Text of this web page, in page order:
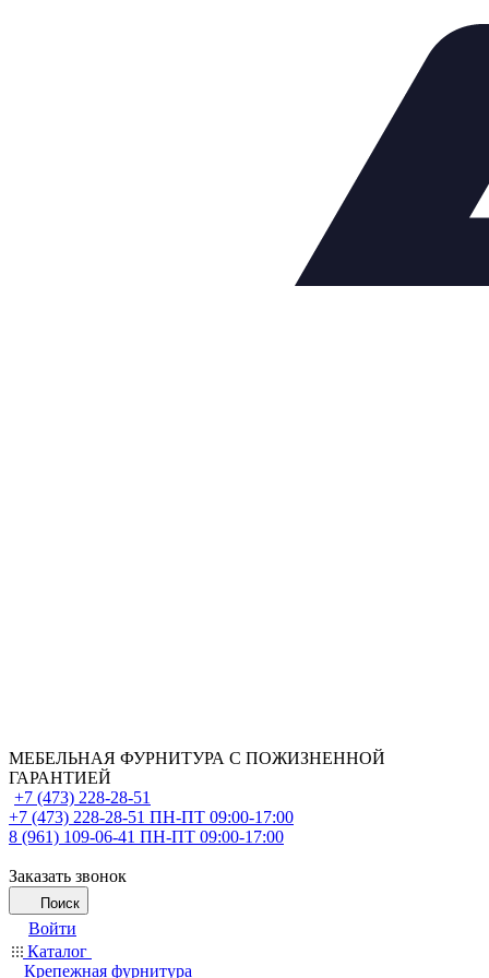
МЕБЕЛЬНАЯ ФУРНИТУРА С ПОЖИЗНЕННОЙ
ГАРАНТИЕЙ
+7 (473) 228-28-51
+7 (473) 228-28-51 ПН-ПТ 09:00-17:00
8 (961) 109-06-41 ПН-ПТ 09:00-17:00
Заказать звонок
Поиск
Войти
Каталог
Крепежная фурнитура